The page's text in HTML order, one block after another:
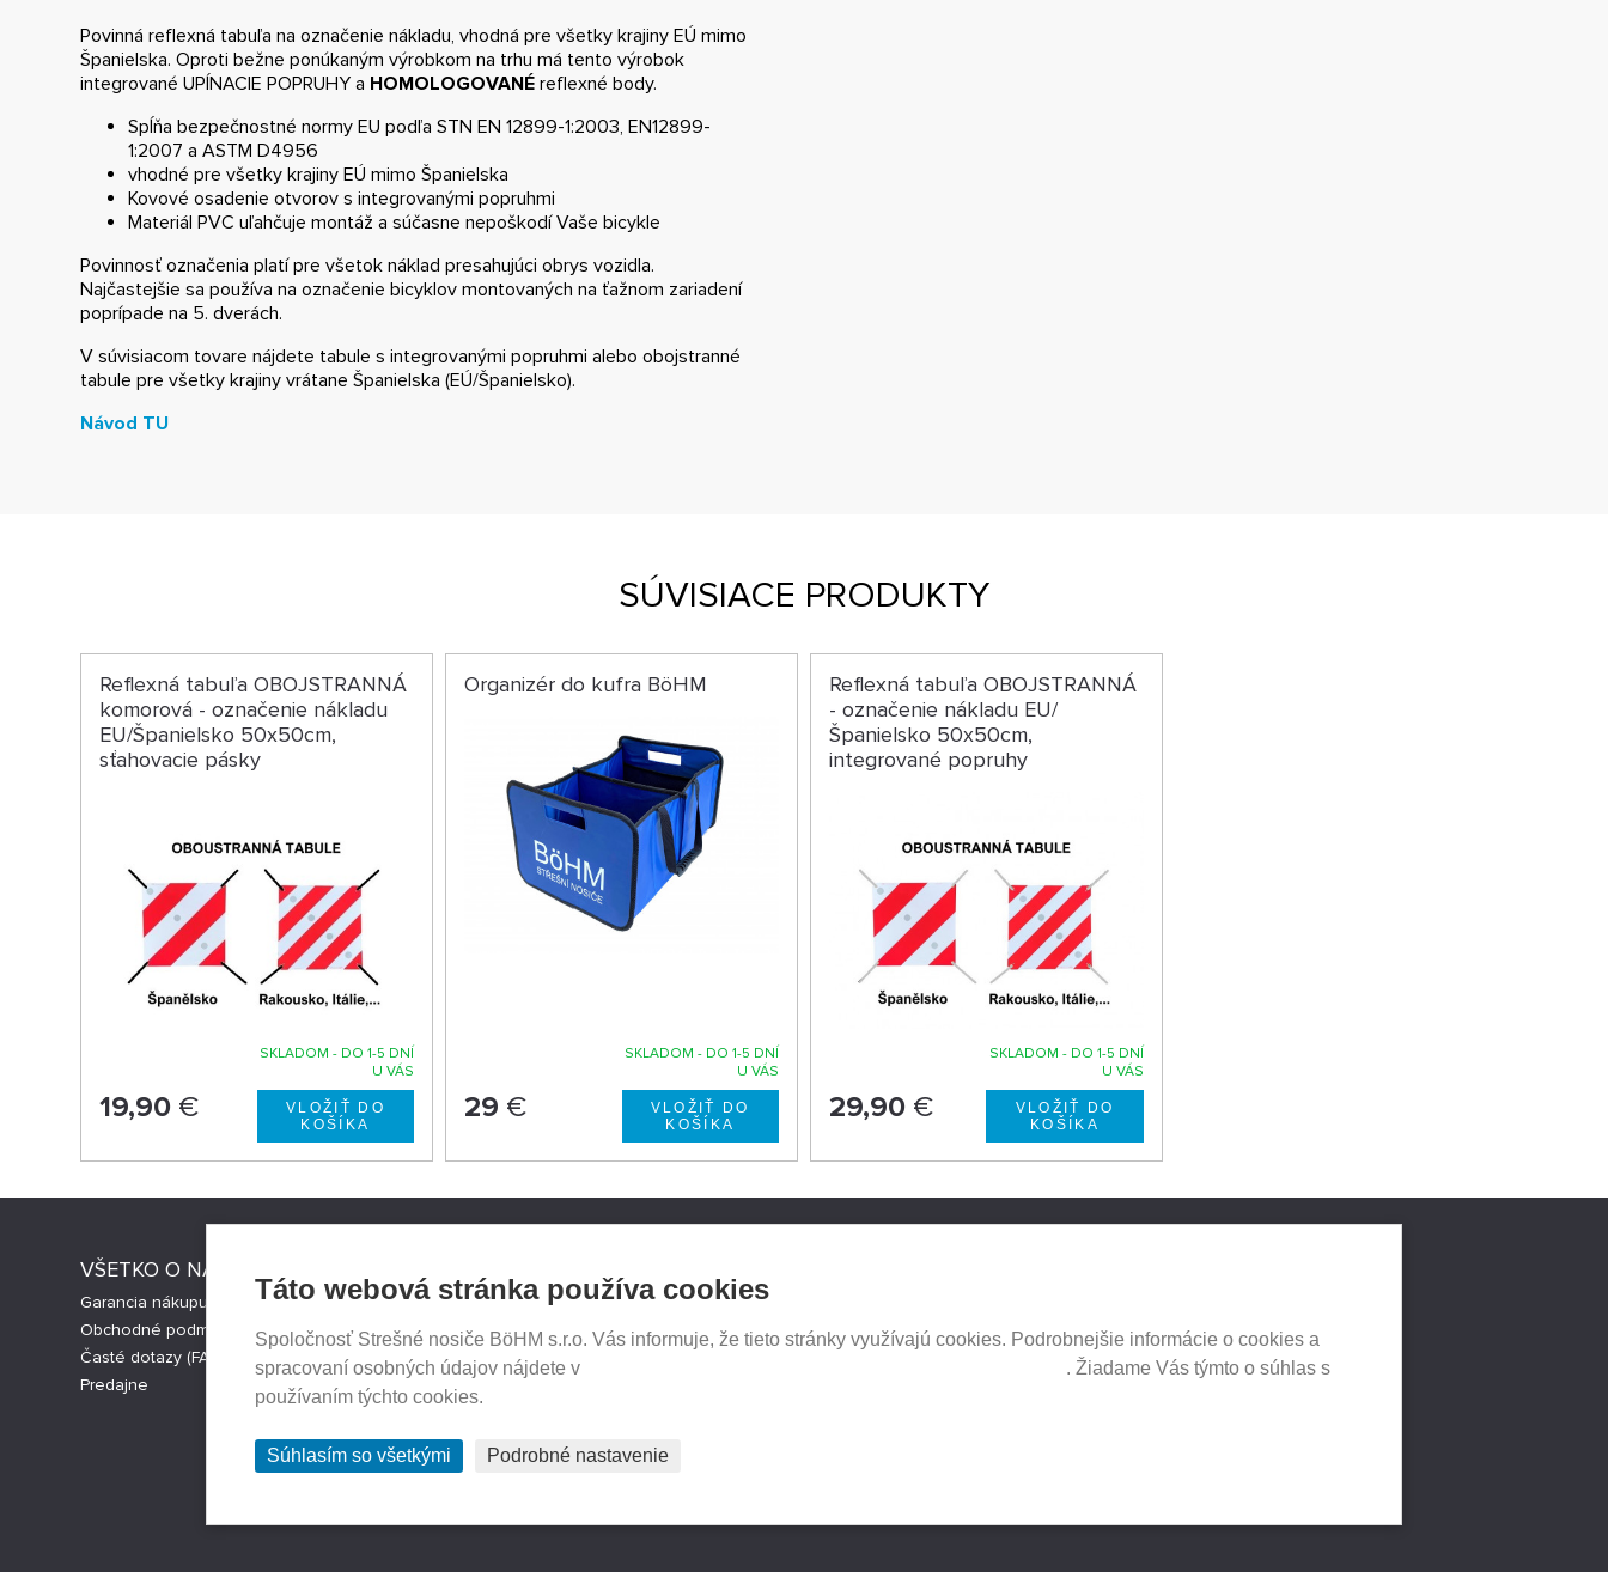
Povinná reflexná tabuľa na označenie nákladu, vhodná pre všetky krajiny EÚ mimo
Španielska. Oproti bežne ponúkaným výrobkom na trhu má tento výrobok
integrované UPÍNACIE POPRUHY a HOMOLOGOVANÉ reflexné body.
Spĺňa bezpečnostné normy EU podľa STN EN 12899-1:2003, EN12899-
1:2007 a ASTM D4956
vhodné pre všetky krajiny EÚ mimo Španielska
Kovové osadenie otvorov s integrovanými popruhmi
Materiál PVC uľahčuje montáž a súčasne nepoškodí Vaše bicykle
Povinnosť označenia platí pre všetok náklad presahujúci obrys vozidla.
Najčastejšie sa používa na označenie bicyklov montovaných na ťažnom zariadení
poprípade na 5. dverách.
V súvisiacom tovare nájdete tabule s integrovanými popruhmi alebo obojstranné
tabule pre všetky krajiny vrátane Španielska (EÚ/Španielsko).
Návod TU
SÚVISIACE PRODUKTY
Reflexná tabuľa OBOJSTRANNÁ
komorová - označenie nákladu
EU/Španielsko 50x50cm,
sťahovacie pásky
SKLADOM - DO 1-5 DNÍ
U VÁS
19,90 €
Organizér do kufra BöHM
SKLADOM - DO 1-5 DNÍ
U VÁS
29 €
Reflexná tabuľa OBOJSTRANNÁ
- označenie nákladu EU/
Španielsko 50x50cm,
integrované popruhy
SKLADOM - DO 1-5 DNÍ
U VÁS
29,90€
VŠETKO O NÁKUPE
Garancia nákupu
Obchodné podmienky
Časté dotazy (FAQ)
Predajne
Strešné nosiče Thule
Česká verze e-shopu
Cookies nastavenia
Táto webová stránka používa cookies
Spoločnosť Strešné nosiče BöHM s.r.o. Vás informuje, že tieto stránky využívajú cookies. Podrobnejšie informácie o cookies a
spracovaní osobných údajov nájdete v
. Žiadame Vás týmto o súhlas s
používaním týchto cookies.
Súhlasím so všetkými Podrobné nastavenie